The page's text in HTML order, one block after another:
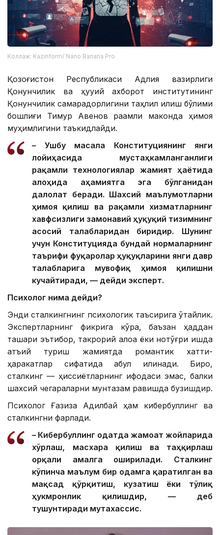
Коллаж: Kazinform/ Nano Banana Pro
Қозоғистон Республикаси Адлия вазирлиги
Қонунчилик ва ҳуқуқий ахборот институтининг
Қонунчилик самарадорлигини таҳлил қилиш бўлими
бошлиғи Тимур Авенов рақамли маконда ҳимоя
муҳимлигини таъкидлайди.
– Ушбу масала Конституциянинг янги
лойиҳасида мустаҳкамланганлиги
рақамли технологиялар жамият ҳаётида
алоҳида аҳамиятга эга бўлганидан
далолат беради. Шахсий маълумотларни
ҳимоя қилиш ва рақамли хизматларнинг
хавфсизлиги замонавий ҳуқуқий тизимнинг
асосий талабларидан биридир. Шунинг
учун Конституцияда бундай нормаларнинг
таърифи фуқаролар ҳуқуқларини янги давр
талабларига мувофиқ ҳимоя қилишни
кучайтиради, — дейди эксперт.
Психолог нима дейди?
Энди сталкингнинг психологик таъсирига ўтайлик.
Экспертларнинг фикрига кўра, баъзан ҳаддан
ташқари эътибор, такрорий алоқа ёки нотўғри ишда
қатъий туриш жамиятда романтик хатти-
ҳаракатлар сифатида қабул қилинади. Бироқ,
сталкинг — ҳиссиётларнинг ифодаси эмас, балки
шахсий чегараларни мунтазам равишда бузишдир.
Психолог Ғазиза Адилбай ҳам кибербуллинг ва
сталкингни фарқлади.
– Кибербуллинг одатда жамоат жойларида
хўрлаш, масхара қилиш ва таҳқирлаш
орқали амалга оширилади. Сталкинг
кўпинча маълум бир одамга қаратилган ва
мақсад қўрқитиш, кузатиш ёки тўлиқ
ҳукмронлик қилишдир, — деб
тушунтиради мутахассис.